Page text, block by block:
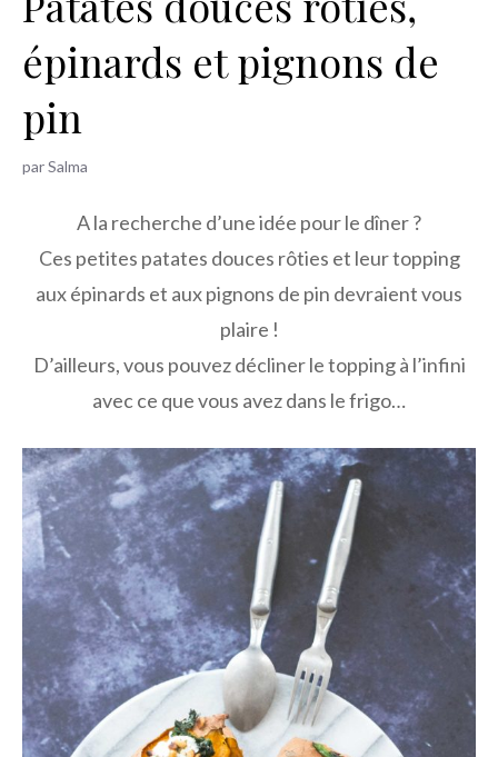
h
r
épinards et pignons de
pin
parSalma
A la recherche d’une idée pour le dîner ?
Ces petites patates douces rôties et leur topping
aux épinards et aux pignons de pin devraient vous
plaire !
D’ailleurs, vous pouvez décliner le topping à l’infini
avec ce que vous avez dans le frigo…